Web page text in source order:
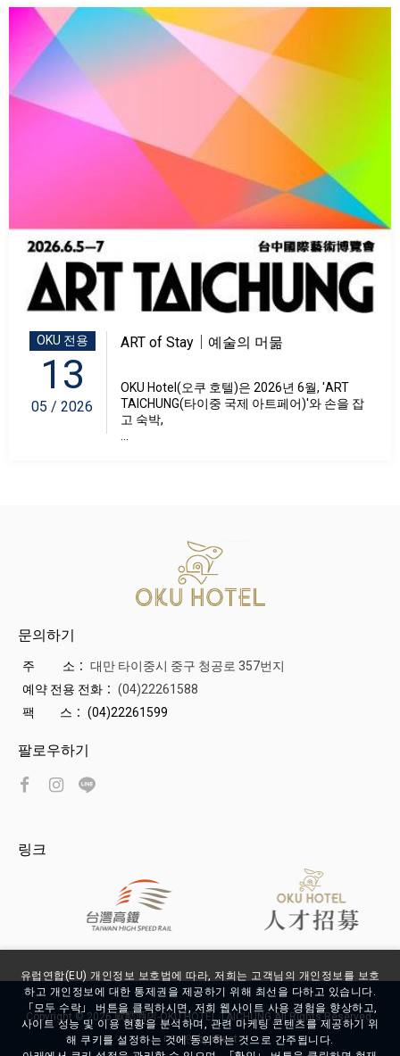
OKU 전용
13
05 / 2026
ART of Stay｜예술의 머묾
OKU Hotel(오쿠 호텔)은 2026년 6월, 'ART
TAICHUNG(타이중 국제 아트페어)'와 손을 잡
고 숙박,
문의하기
주 소： 대만 타이중시 중구 청공로 357번지
예약 전용 전화： (04)22261588
팩 스： (04)22261599
팔로우하기
링크
Copyright © 2026 歐酷酒店-OKU HOTEL TAICHUNG All Rights Reserved.
디자인 by iBest
유럽연합(EU) 개인정보 보호법에 따라, 저희는 고객님의 개인정보를 보호
하고 개인정보에 대한 통제권을 제공하기 위해 최선을 다하고 있습니다.
「모두 수락」 버튼을 클릭하시면, 저희 웹사이트 사용 경험을 향상하고,
사이트 성능 및 이용 현황을 분석하며, 관련 마케팅 콘텐츠를 제공하기 위
해 쿠키를 설정하는 것에 동의하는 것으로 간주됩니다.